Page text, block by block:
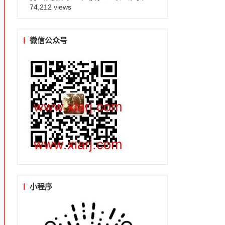
74,212 views
微信公众号
小程序